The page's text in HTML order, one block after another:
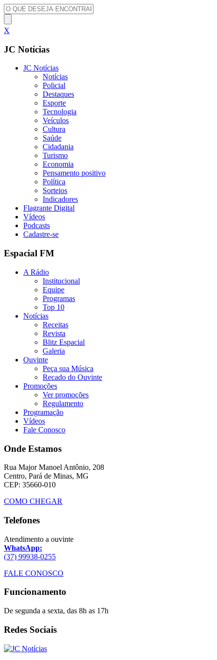
X
JC Notícias
JC Notícias
Notícias
Policial
Destaques
Esporte
Tecnologia
Veículos
Cultura
Saúde
Cidadania
Turismo
Economia
Pensamento positivo
Política
Sorteios
Indicadores
Flagrante Digital
Vídeos
Podcasts
Cadastre-se
Espacial FM
A Rádio
Institucional
Equipe
Programas
Top 10
Notícias
Receitas
Revista
Blitz Espacial
Galeria
Ouvinte
Peça sua Música
Recado do Ouvinte
Promoções
Ver promoções
Regulamento
Programação
Vídeos
Fale Conosco
Onde Estamos
Rua Major Manoel Antônio, 208
Centro, Pará de Minas, MG
CEP: 35660-010
COMO CHEGAR
Telefones
Atendimento a ouvinte
WhatsApp:
(37) 99938-0255
FALE CONOSCO
Funcionamento
De segunda a sexta, das 8h as 17h
Redes Sociais